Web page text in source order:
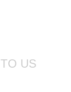
US